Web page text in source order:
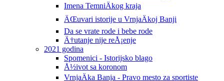
Imena TemniÄkog kraja
ÄŒuvari istorije u VrnjaÄkoj Banji
Da se vrate rode i bebe rode
Ä†utanje nije reÅ¡enje
2021 godina
Spomenici - Istorijsko blago
Å½ivot sa koronom
VrnjaÄka Banja - Pravo mesto za sportiste